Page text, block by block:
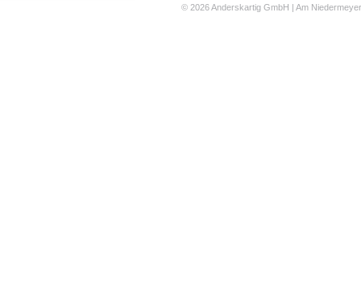
© 2026 Anderskartig GmbH | Am